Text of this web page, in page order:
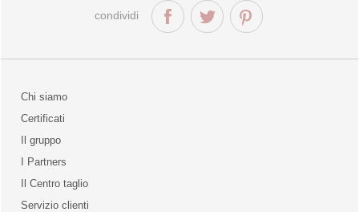
condividi
Chi siamo
qualità
Certificati
Il gruppo
I Partners
Il Centro taglio
Servizio clienti